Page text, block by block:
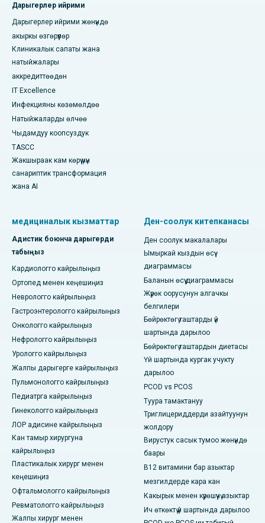
Дарыгерлер ийрими
Дарыгерлер ийрими жөнүндө
акыркы өзгөрүүлөр
Клиникалык сапаты жана
натыйжалары
аккредиттөөдөн
IT Excellence
Инфекцияны көзөмөлдөө
Натыйжаларды өлчөө
Чыдамдуу коопсуздук
TASCC
Жакшыраак кам көрүү үчүн
санариптик трансформация
жана AI
медициналык кызматтар
Адистик боюнча дарыгерди
табыңыз
Кардиологго кайрылыңыз
Ортопед менен кеңешиңиз
Неврологго кайрылыңыз
Гастроэнтерологго кайрылыңыз
Онкологго кайрылыңыз
Нефрологго кайрылыңыз
Урологго кайрылыңыз
Жалпы дарыгерге кайрылыңыз
Пульмонологго кайрылыңыз
Педиатрга кайрылыңыз
Гинекологго кайрылыңыз
ЛОР адисине кайрылыңыз
Кан тамыр хирургуна
кайрылыңыз
Пластикалык хирург менен
кеңешиңиз
Офтальмологго кайрылыңыз
Ревматологго кайрылыңыз
Жалпы хирург менен
Ден-соолук китепканасы
Ден соолук макалалары
Ымыркай кыздын өсүү
диаграммасы
Баланын өсүү диаграммасы
Жүрөк оорусунун алгачкы
белгилери
Бөйрөктөгү таштарды үй
шартында дарылоо
Бөйрөктөгү таштардын диетасы
Үй шартында кургак учукту
дарылоо
PCOD vs PCOS
Туура тамактануу
Триглицериддерди азайтуунун
жолдору
Вирустук сасык тумоо жөнүндө
баары
В12 витамини бар азыктар
мезгилдерде кара кан
Какырык менен күрөшүүчү азыктар
Ич өткөктү үй шартында дарылоо